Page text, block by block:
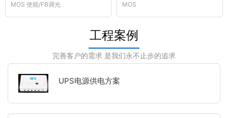
MOS 使能/FB调光
MOS
工程案例
完善客户的需求 是我们永不止步的追求
UPS电源供电方案